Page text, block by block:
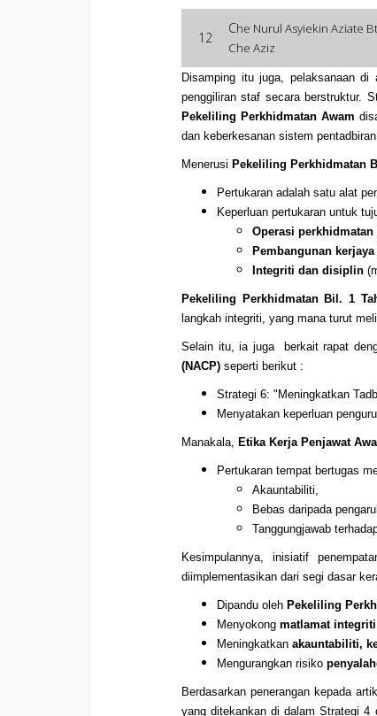
12
Che Nurul Asyiekin Aziate Bt
Che Aziz
Disamping itu juga, pelaksanaan
penggiliran staf secara berstruktur.
Pekeliling Perkhidmatan Awam
dan keberkesanan sistem pentadbiran
Menerusi Pekeliling Perkhidmatan
Pertukaran adalah satu alat
Keperluan pertukaran untuk
Operasi perkhidmatan
Pembangunan kerjaya
Integriti dan disiplin
Pekeliling Perkhidmatan Bil. 1
langkah integriti, yang mana turut
Selain itu, ia juga berkait rapat
(NACP) seperti berikut :
Strategi 6: "Meningkatkan
Menyatakan keperluan
Manakala, Etika Kerja Penjawat
Pertukaran tempat bertugas
Akauntabiliti,
Bebas daripada
Tanggungjawab
Kesimpulannya, inisiatif
diimplementasikan dari segi dasar
Dipandu oleh Pekeliling
Menyokong matlamat integriti
Meningkatkan akauntabiliti,
Mengurangkan risiko
Berdasarkan penerangan kepada
yang ditekankan di dalam Strategi 4